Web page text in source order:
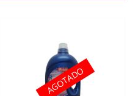
AGOTADO